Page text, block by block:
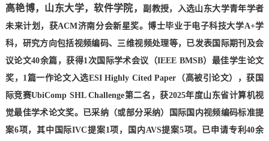
高艳博，山东大学，软件学院，副教授， 入选山东大学青年学者
未来计划，获ACM济南分会新星奖。博士毕业于电子科技大学A+学
科，研究方向包括视频编码、三维视频处理等，已发表国际期刊及会
议论文40余篇，获得1次国际学术会议（IEEE BMSB）最佳学生论文
奖， 1篇一作论文入选ESI Highly Cited Paper （高被引论文），获国
际竞赛UbiComp SHL Challenge第二名，获2025年度山东省计算机视
觉最佳学术论文奖。已采纳（或部分采纳）国际国内视频编码标准提
案6项，其中国际IVC提案1项，国内AVS提案5项。已申请专利40余